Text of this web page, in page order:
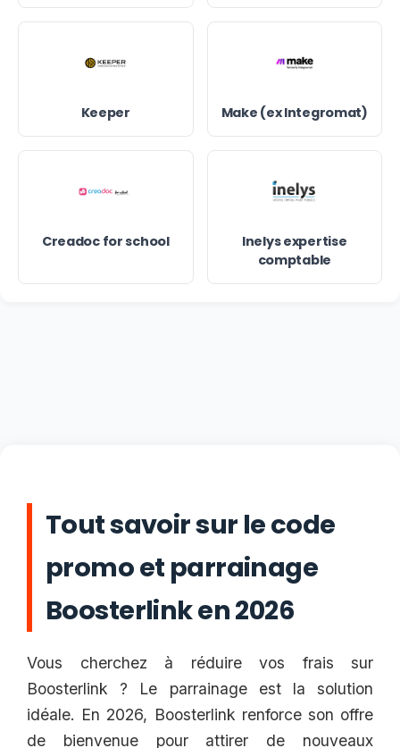
Keeper Make (ex Integromat)
Creadoc for school
Inelys expertise
comptable
Tout savoir sur le code
promo et parrainage
Boosterlink en 2026
Vous cherchez à réduire vos frais sur
Boosterlink ? Le parrainage est la solution
idéale. En 2026, Boosterlink renforce son offre
de bienvenue pour attirer de nouveaux